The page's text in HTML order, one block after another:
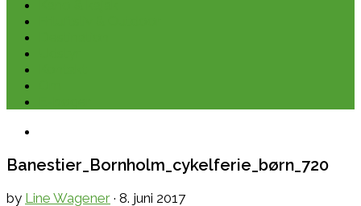
Banestier_Bornholm_cykelferie_børn_720
by Line Wagener · 8. juni 2017